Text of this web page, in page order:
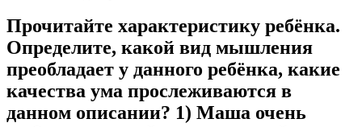
Прочитайте характеристику ребёнка.
Определите, какой вид мышления
преобладает у данного ребёнка, какие
качества ума прослеживаются в
данном описании? 1) Маша очень